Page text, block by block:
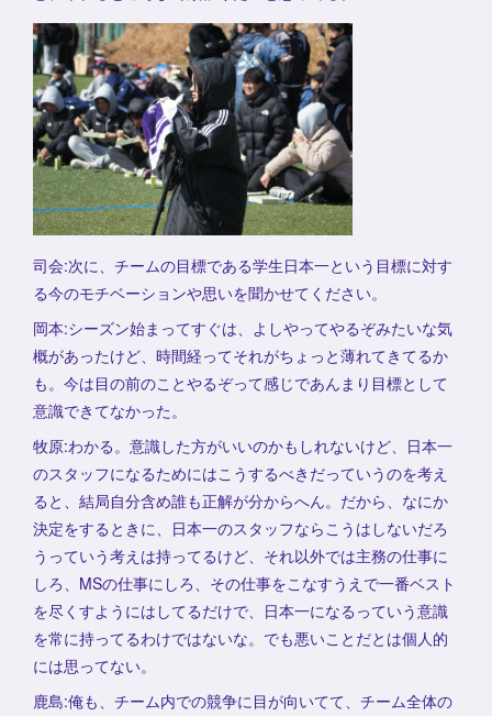
司会:次に、チームの目標である学生日本一という目標に対す
る今のモチベーションや思いを聞かせてください。
岡本:シーズン始まってすぐは、よしやってやるぞみたいな気
概があったけど、時間経ってそれがちょっと薄れてきてるか
も。今は目の前のことやるぞって感じであんまり目標として
意識できてなかった。
牧原:わかる。意識した方がいいのかもしれないけど、日本一
のスタッフになるためにはこうするべきだっていうのを考え
ると、結局自分含め誰も正解が分からへん。だから、なにか
決定をするときに、日本一のスタッフならこうはしないだろ
うっていう考えは持ってるけど、それ以外では主務の仕事に
しろ、MSの仕事にしろ、その仕事をこなすうえで一番ベスト
を尽くすようにはしてるだけで、日本一になるっていう意識
を常に持ってるわけではないな。でも悪いことだとは個人的
には思ってない。
鹿島:俺も、チーム内での競争に目が向いてて、チーム全体の